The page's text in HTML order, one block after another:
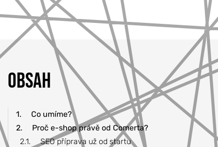
OBSAH
1.
Co umíme?
2.
Proč e-shop právě od Comerta?
2.1.
SEO příprava už od startu